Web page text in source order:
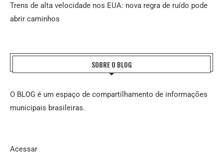
Trens de alta velocidade nos EUA: nova regra de ruído pode
abrir caminhos
SOBRE O BLOG
O BLOG é um espaço de compartilhamento de informações
municipais brasileiras.
Acessar